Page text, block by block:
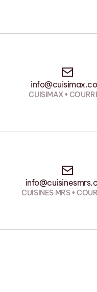
CUISIMAX •
CUISINES MRS •